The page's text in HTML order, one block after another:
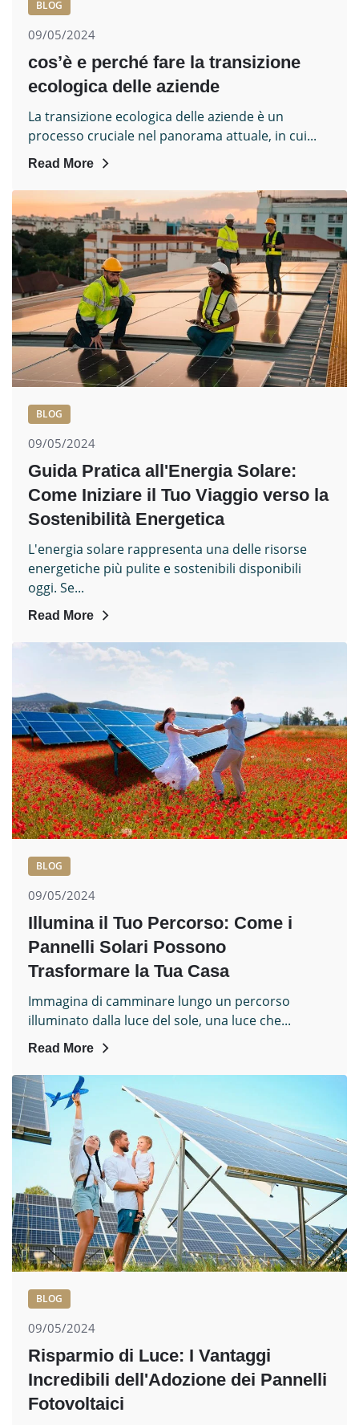
BLOG
09/05/2024
cos’è e perché fare la transizione
ecologica delle aziende
La transizione ecologica delle aziende è un
processo cruciale nel panorama attuale, in cui...
Read More
BLOG
09/05/2024
Guida Pratica all'Energia Solare:
Come Iniziare il Tuo Viaggio verso la
Sostenibilità Energetica
L'energia solare rappresenta una delle risorse
energetiche più pulite e sostenibili disponibili
oggi. Se...
Read More
BLOG
09/05/2024
Illumina il Tuo Percorso: Come i
Pannelli Solari Possono
Trasformare la Tua Casa
Immagina di camminare lungo un percorso
illuminato dalla luce del sole, una luce che...
Read More
BLOG
09/05/2024
Risparmio di Luce: I Vantaggi
Incredibili dell'Adozione dei Pannelli
Fotovoltaici